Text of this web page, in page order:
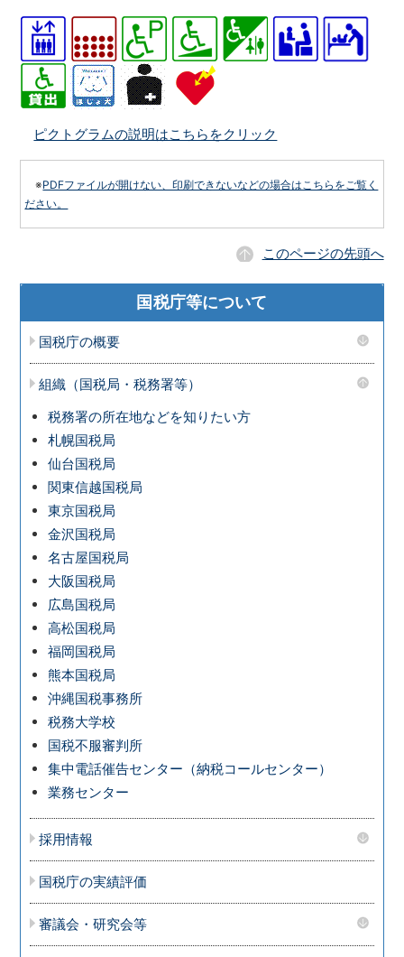
ピクトグラムの説明はこちらをクリック
※PDFファイルが開けない、印刷できないなどの場合はこちらをご覧く
ださい。
このページの先頭へ
国税庁等について
国税庁の概要
組織（国税局・税務署等）
税務署の所在地などを知りたい方
札幌国税局
仙台国税局
関東信越国税局
東京国税局
金沢国税局
名古屋国税局
大阪国税局
広島国税局
高松国税局
福岡国税局
熊本国税局
沖縄国税事務所
税務大学校
国税不服審判所
集中電話催告センター（納税コールセンター）
業務センター
採用情報
国税庁の実績評価
審議会・研究会等